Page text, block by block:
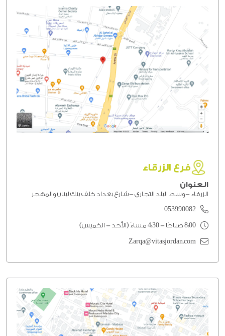
فرع الزرقاء
العنوان
الزرقاء -وسط البلد التجاري -شارع بغداد خلف بنك لبنان والمهجر
053990082
8:00 صباحًا - 4:30 مساءً (الأحد - الخميس)
Zarqa@vitasjordan.com